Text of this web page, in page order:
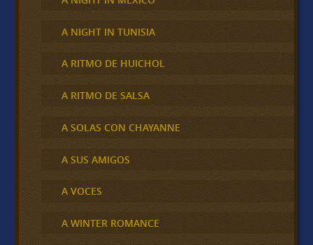
A NIGHT IN TUNISIA
A RITMO DE HUICHOL
A RITMO DE SALSA
A SOLAS CON CHAYANNE
A SUS AMIGOS
A VOCES
A WINTER ROMANCE